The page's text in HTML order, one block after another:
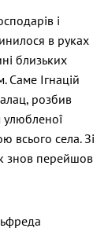
і
в руках
близьких
Саме Ігнацій
розбив
улюбленої
всього села. Зі
знов перейшов